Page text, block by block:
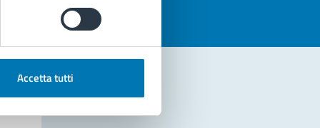
Accetta tutti